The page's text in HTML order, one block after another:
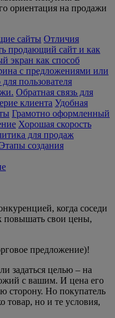
ориентация на продажи
сайты Отличия
продающий сайт и как
экран как способ
с предложениями или
пользователя
Обратная связь для
клиента Удобная
Грамотно оформленный
Хорошая скорость
для продаж
Этапы создания
когда соседи
повышать свои цены,
предложение)!
задаться целью – на
с вашим. И цена его
сторону. Но покупатель
товар, но и те условия,